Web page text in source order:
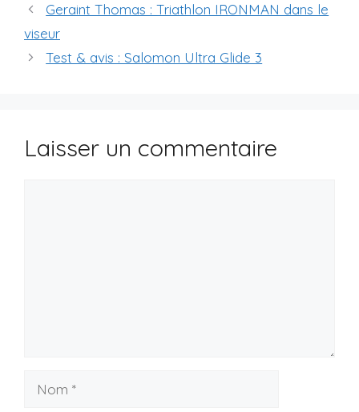
Geraint Thomas : Triathlon IRONMAN dans le
viseur
Test & avis : Salomon Ultra Glide 3
Laisser un commentaire